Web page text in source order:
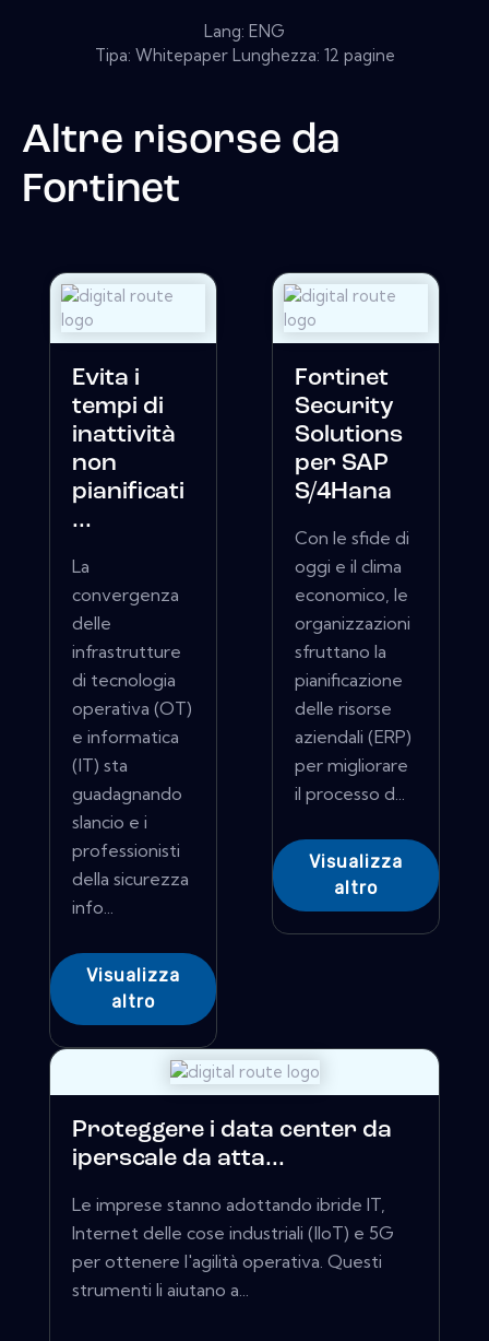
Lang: ENG
Tipa: Whitepaper Lunghezza: 12 pagine
Altre risorse da
Fortinet
Evita i
tempi di
inattività
non
pianificati
...
La
convergenza
delle
infrastrutture
di tecnologia
operativa (OT)
e informatica
(IT) sta
guadagnando
slancio e i
professionisti
della sicurezza
info...
Visualizza
altro
Fortinet
Security
Solutions
per SAP
S/4Hana
Con le sfide di
oggi e il clima
economico, le
organizzazioni
sfruttano la
pianificazione
delle risorse
aziendali (ERP)
per migliorare
il processo d...
Visualizza
altro
Proteggere i data center da
iperscale da atta...
Le imprese stanno adottando ibride IT,
Internet delle cose industriali (IIoT) e 5G
per ottenere l'agilità operativa. Questi
strumenti li aiutano a...